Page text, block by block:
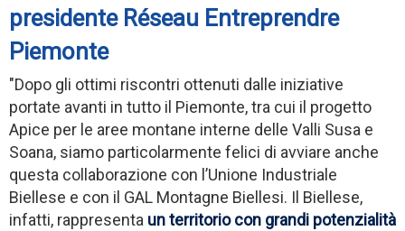
presidente Réseau Entreprendre
Piemonte
"Dopo gli ottimi riscontri ottenuti dalle iniziative
portate avanti in tutto il Piemonte, tra cui il progetto
Apice per le aree montane interne delle Valli Susa e
Soana, siamo particolarmente felici di avviare anche
questa collaborazione con l’Unione Industriale
Biellese e con il GAL Montagne Biellesi. Il Biellese,
infatti, rappresenta un territorio con grandi potenzialità